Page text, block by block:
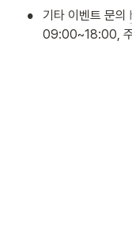
• 기타 이벤트 문의
09:00~18:00, 주